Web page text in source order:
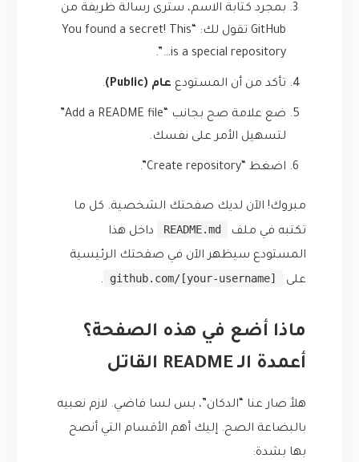
بمجرد كتابة الاسم، سترى رسالة ظريفة من
GitHub تقول لك: “You found a secret! This
is a special repository…”.
تأكد من أن المستودع عام (Public) .
ضع علامة صح بجانب “Add a README file”
لتسهيل الأمر على نفسك.
اضغط “Create repository”.
مبروك! الآن لديك صفحتك الشخصية. كل ما
تكتبه في ملف
README.md
داخل هذا
المستودع سيظهر الآن في صفحتك الرئيسية
على
github.com/[your-username]
.
ماذا أضع في هذه الصفحة؟
أعمدة الـ README القاتل
هلأ صار عنا “الدكان”، بس لسا فاضي. لازم نعبيه
بالبضاعة الصح. إليك أهم الأقسام التي أنصح
بها بشدة: